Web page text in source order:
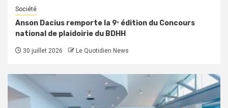
Société
Anson Dacius remporte la 9ᵉ édition du Concours
national de plaidoirie du BDHH
30 juillet 2026 Le Quotidien News